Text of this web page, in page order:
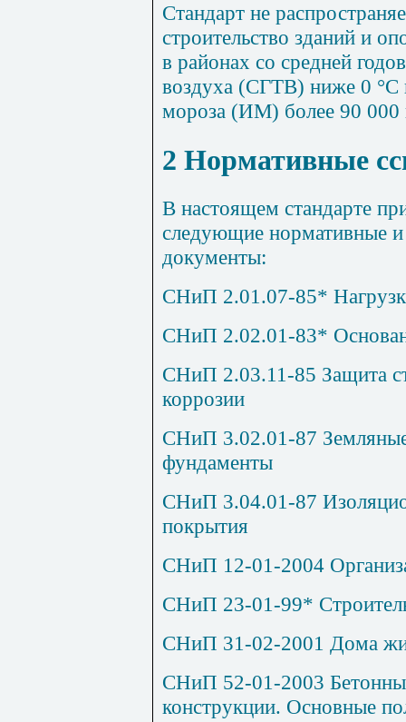
Стандарт не
строительство зданий и
в районах со средней
воздуха (СГТВ) ниже 0 °С
мороза (ИМ) более 90 000
2 Нормативные
В настоящем стандарте
следующие нормативные и
документы:
СНиП 2.01.07-85*
СНиП 2.02.01-83*
СНиП 2.03.11-85 Защита
коррозии
СНиП 3.02.01-87
фундаменты
СНиП 3.04.01-87
покрытия
СНиП 12-01-2004
СНиП 23-01-99*
СНиП 31-02-2001 Дома
СНиП 52-01-2003
конструкции. Основные